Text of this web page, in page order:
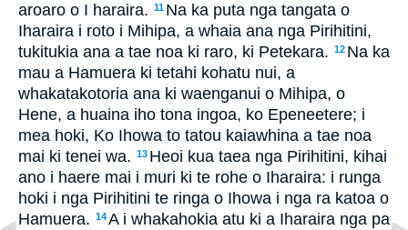
aroaro o I haraira. 11 Na ka puta nga tangata o
Iharaira i roto i Mihipa, a whaia ana nga Pirihitini,
tukitukia ana a tae noa ki raro, ki Petekara. 12 Na ka
mau a Hamuera ki tetahi kohatu nui, a
whakatakotoria ana ki waenganui o Mihipa, o
Hene, a huaina iho tona ingoa, ko Epeneetere; i
mea hoki, Ko Ihowa to tatou kaiawhina a tae noa
mai ki tenei wa. 13 Heoi kua taea nga Pirihitini, kihai
ano i haere mai i muri ki te rohe o Iharaira: i runga
hoki i nga Pirihitini te ringa o Ihowa i nga ra katoa o
Hamuera. 14A i whakahokia atu ki a Iharaira nga pa